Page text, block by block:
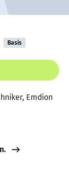
Basis
Emdion